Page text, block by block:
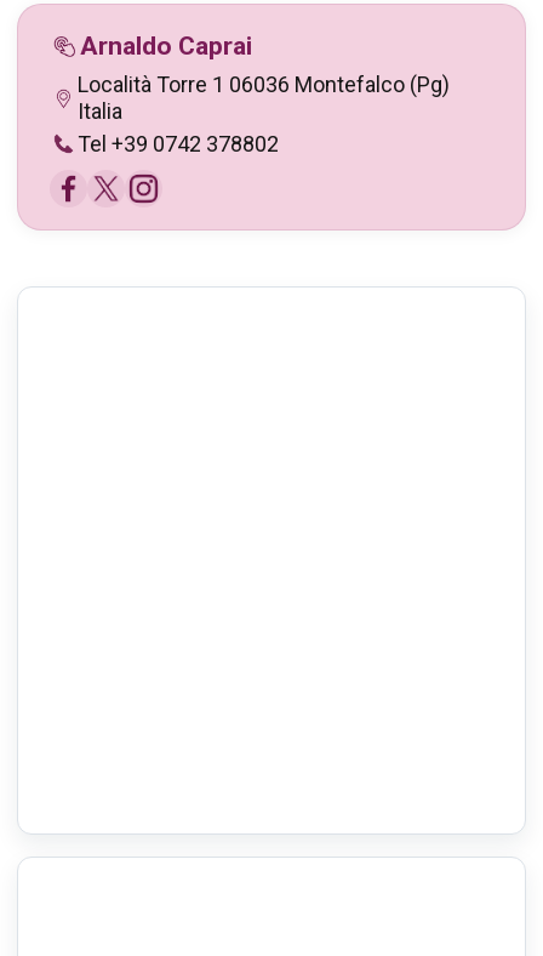
Arnaldo Caprai
Località Torre 1 06036 Montefalco (Pg)
Italia
Tel +39 0742 378802